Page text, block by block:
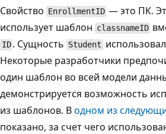
Свойство EnrollmentID — это ПК.
использует шаблон classnameID
ID . Сущность Student
Некоторые разработчики
один шаблон во всей модели
демонстрируется возможность
из шаблонов. Водном из
показано, за счет чего